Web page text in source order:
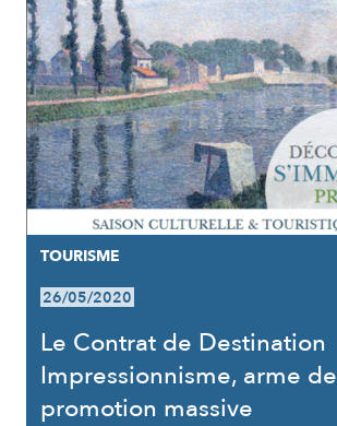
TOURISME
26/05/2020
Le Contrat de Destination
Impressionnisme, arme de
promotion massive